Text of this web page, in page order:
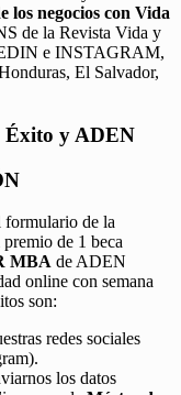
los negocios con Vida
de la Revista Vida y
e INSTAGRAM,
El Salvador,
Éxito y ADEN
formulario de la
de 1 beca
MBA de ADEN
online con semana
son:
redes sociales
los datos